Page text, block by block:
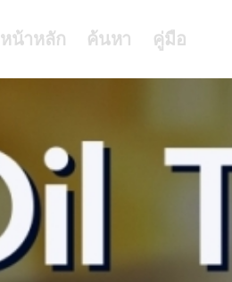
หน้าหลัก ค้นหา คู่มือ